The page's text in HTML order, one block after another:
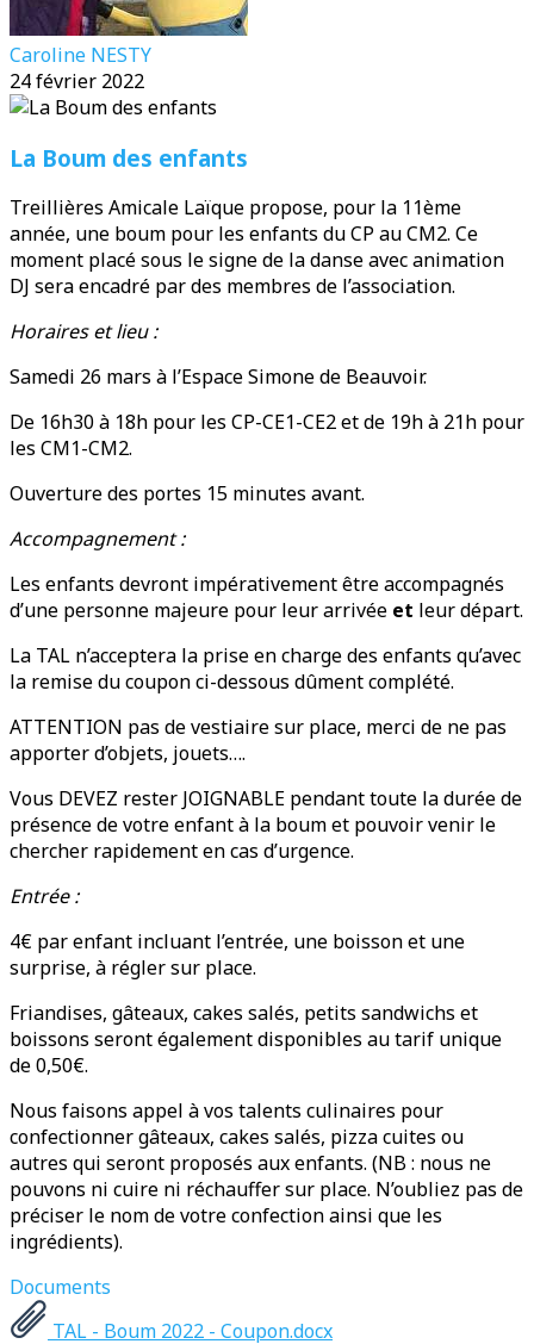
Caroline NESTY
24 février 2022
La Boum des enfants
Treillières Amicale Laïque propose, pour la 11ème
année, une boum pour les enfants du CP au CM2. Ce
moment placé sous le signe de la danse avec animation
DJ sera encadré par des membres de l’association.
Horaires et lieu :
Samedi 26 mars à l’Espace Simone de Beauvoir.
De 16h30 à 18h pour les CP-CE1-CE2 et de 19h à 21h pour
les CM1-CM2.
Ouverture des portes 15 minutes avant.
Accompagnement :
Les enfants devront impérativement être accompagnés
d’une personne majeure pour leur arrivée et leur départ.
La TAL n’acceptera la prise en charge des enfants qu’avec
la remise du coupon ci-dessous dûment complété.
ATTENTION pas de vestiaire sur place, merci de ne pas
apporter d’objets, jouets….
Vous DEVEZ rester JOIGNABLE pendant toute la durée de
présence de votre enfant à la boum et pouvoir venir le
chercher rapidement en cas d’urgence.
Entrée :
4€ par enfant incluant l’entrée, une boisson et une
surprise, à régler sur place.
Friandises, gâteaux, cakes salés, petits sandwichs et
boissons seront également disponibles au tarif unique
de 0,50€.
Nous faisons appel à vos talents culinaires pour
confectionner gâteaux, cakes salés, pizza cuites ou
autres qui seront proposés aux enfants. (NB : nous ne
pouvons ni cuire ni réchauffer sur place. N’oubliez pas de
préciser le nom de votre confection ainsi que les
ingrédients).
Documents
TAL - Boum 2022 - Coupon.docx